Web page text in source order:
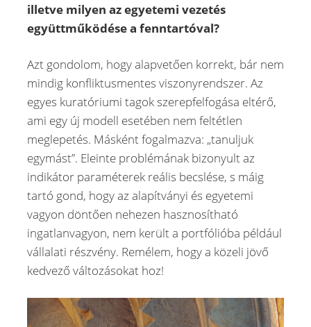
illetve milyen az egyetemi vezetés
együttműködése a fenntartóval?
Azt gondolom, hogy alapvetően korrekt, bár nem
mindig konfliktusmentes viszonyrendszer. Az
egyes kuratóriumi tagok szerepfelfogása eltérő,
ami egy új modell esetében nem feltétlen
meglepetés. Másként fogalmazva: „tanuljuk
egymást”. Eleinte problémának bizonyult az
indikátor paraméterek reális becslése, s máig
tartó gond, hogy az alapítványi és egyetemi
vagyon döntően nehezen hasznosítható
ingatlanvagyon, nem került a portfólióba például
vállalati részvény. Remélem, hogy a közeli jövő
kedvező változásokat hoz!